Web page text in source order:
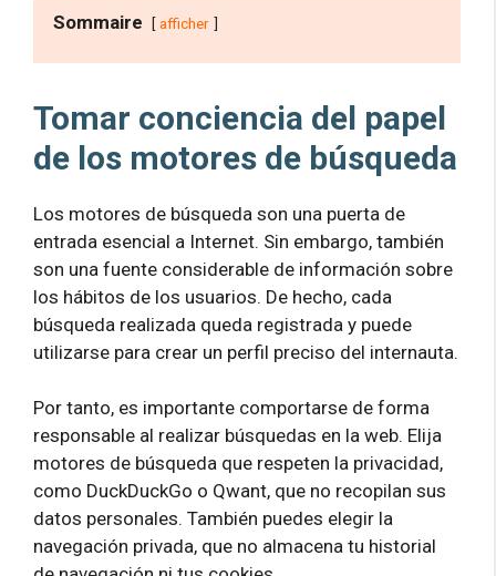
Sommaire afficher
Tomar conciencia del papel
de los motores de búsqueda
Los motores de búsqueda son una puerta de
entrada esencial a Internet. Sin embargo, también
son una fuente considerable de información sobre
los hábitos de los usuarios. De hecho, cada
búsqueda realizada queda registrada y puede
utilizarse para crear un perfil preciso del internauta.
Por tanto, es importante comportarse de forma
responsable al realizar búsquedas en la web. Elija
motores de búsqueda que respeten la privacidad,
como DuckDuckGo o Qwant, que no recopilan sus
datos personales. También puedes elegir la
navegación privada, que no almacena tu historial